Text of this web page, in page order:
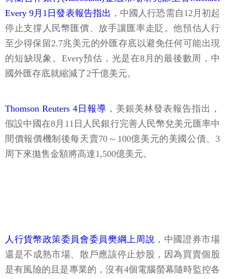
Every 9月1日發表報告指出 ，中國人行恐需自12月初起
停止支撐人民幣匯價、放手讓匯率走貶。他預估人行
至少得保留2.7兆美元的外匯存底以避免任何可能出現
的短缺現象。Every預估，光是在8月的最後數周，中
國外匯存底就縮減了2千億美元。
Thomson Reuters 4日報導 ，美銀美林發表報告指出，
假設中國在8月11日人民銀行完善人民幣兌美元匯率中
間價報價機制後每天賣70～100億美元的美國公債、3
周下來拋售金額將高達1,500億美元。
人行貨幣政策委員會委員樊綱上周說 ，中國證券市場
還是不成熟市場、散戶應該停止炒股，因為買賣個股
是有風險的且是專業的，沒有4個電腦螢幕隨時監控各